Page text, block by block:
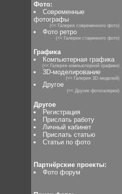
Фото:
Современные
фотографы
(<< Галерея современного фото)
Фото ретро
(<< Галереи старинного фото)
Графика
Компьютерная графика
(<< Галерея компьютерной графики)
3D-моделирование
(<< Галерея 3D-моделей)
Другое
(<< Другие фотогалереи)
Другое
Регистрация
Прислать работу
Личный кабинет
Прислать статью
Статьи по фото
Партнёрские проекты:
Фото форум